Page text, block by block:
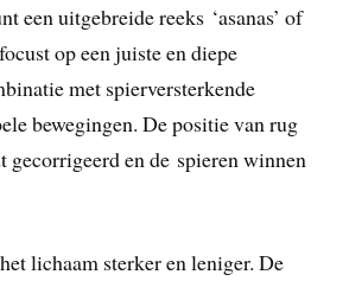
een uitgebreide reeks ‘asanas’ of
op een juiste en diepe
met spierversterkende
bewegingen. De positie van rug
gecorrigeerd en de spieren winnen
lichaam sterker en leniger. De